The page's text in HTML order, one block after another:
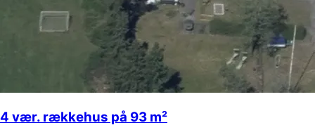
4 vær. rækkehus på 93 m²